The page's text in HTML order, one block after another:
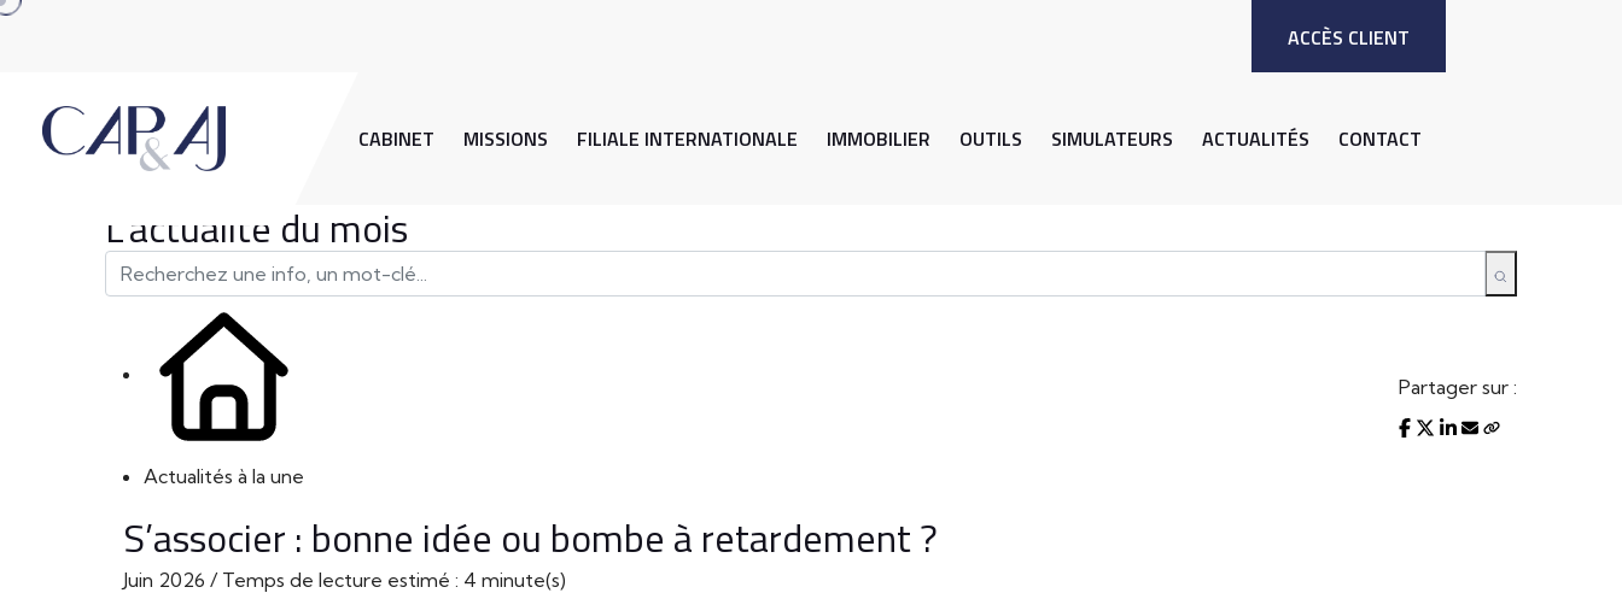
ACCÈS CLIENT
CABINET MISSIONS FILIALE INTERNATIONALE IMMOBILIER OUTILS SIMULATEURS ACTUALITÉS CONTACT
L'actualité du mois
Actualités à la une
Partager sur :
S’associer : bonne idée ou bombe à retardement ?
Juin 2026 / Temps de lecture estimé : 4 minute(s)